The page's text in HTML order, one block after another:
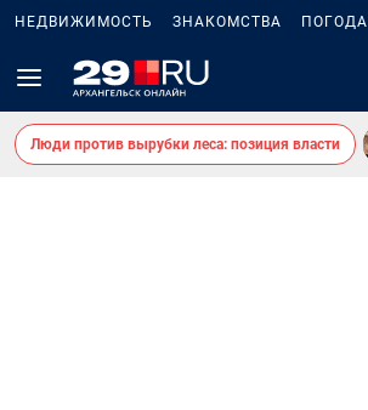
НЕДВИЖИМОСТЬ ЗНАКОМСТВА ПОГОДА
Люди против вырубки леса: позиция власти